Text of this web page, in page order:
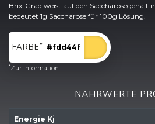
Brix-Grad weist auf den Saccharosegehalt
bedeutet 1g Saccharose für 100g Lösung.
FARBE* #fdd44f
*Zur Information
NÄHRWERTE
Energie Kj